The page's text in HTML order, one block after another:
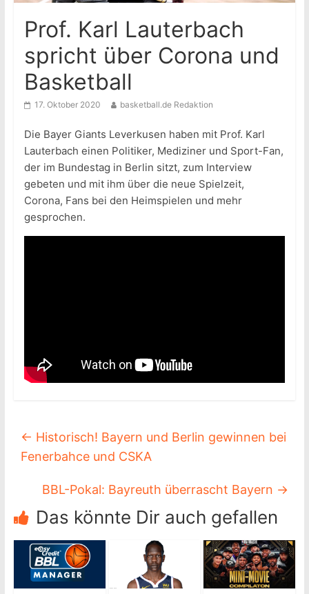
Prof. Karl Lauterbach
spricht über Corona und
Basketball
17. Oktober 2020 basketball.de Redaktion
Die Bayer Giants Leverkusen haben mit Prof. Karl
Lauterbach einen Politiker, Mediziner und Sport-Fan,
der im Bundestag in Berlin sitzt, zum Interview
gebeten und mit ihm über die neue Spielzeit,
Corona, Fans bei den Heimspielen und mehr
gesprochen.
← Historisch! Bayern und Berlin gewinnen bei
Fenerbahce und CSKA
BBL-Pokal: Bayreuth überrascht Bayern →
Das könnte Dir auch gefallen